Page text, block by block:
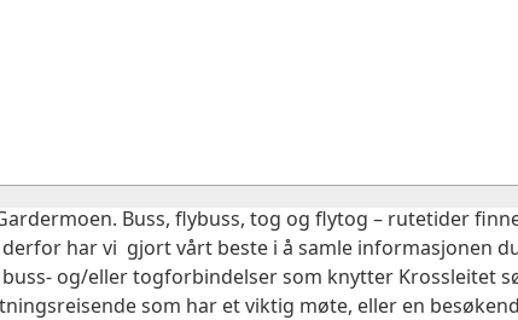
Buss, flybuss, tog og flytog – rutetider
har vi gjort vårt beste i å samle informasjonen
og/eller togforbindelser som knytter Krossleitet
som har et viktig møte, eller en